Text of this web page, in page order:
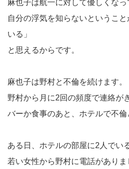
麻也子は航一に対して優しくなっ
自分の浮気を知らないというこ
いる」
と思えるからです。
麻也子は野村と不倫を続けます。
野村から月に2回の頻度で連絡が
バーか食事のあと、ホテルで不倫
ある日、ホテルの部屋に2人でい
若い女性から野村に電話がありま